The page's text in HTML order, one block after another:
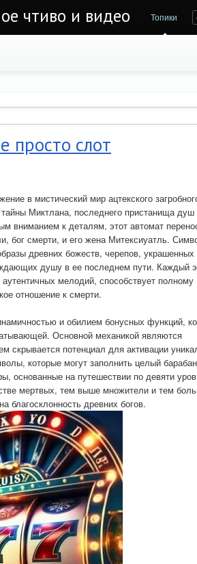
чтиво и видео Топики
просто слот
в мистический мир ацтекского
тайны Миктлана, последнего пристанища
вниманием к деталям, этот автомат
бог смерти, и его жена Митексиуатль.
древних божеств, черепов, украшенных
душу в ее последнем пути. Каждый
мелодий, способствует полному
отношение к смерти.
и обилием бонусных функций,
Основной механикой являются
потенциал для активации
которые могут заполнить целый
основанные на путешествии по девяти
мертвых, тем выше множители и тем
благосклонность древних богов.